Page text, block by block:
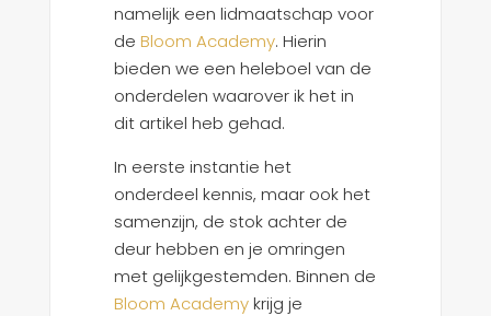
namelijk een lidmaatschap voor
de Bloom Academy. Hierin
bieden we een heleboel van de
onderdelen waarover ik het in
dit artikel heb gehad.
In eerste instantie het
onderdeel kennis, maar ook het
samenzijn, de stok achter de
deur hebben en je omringen
met gelijkgestemden. Binnen de
Bloom Academykrijg je